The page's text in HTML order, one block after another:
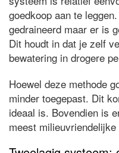
goedkoop aan te
gedraineerd maar er is
Dit houdt in dat je zelf
bewatering in drogere
Hoewel deze methode
minder toegepast. Dit
ideaal is. Bovendien is
meest milieuvriendelijke